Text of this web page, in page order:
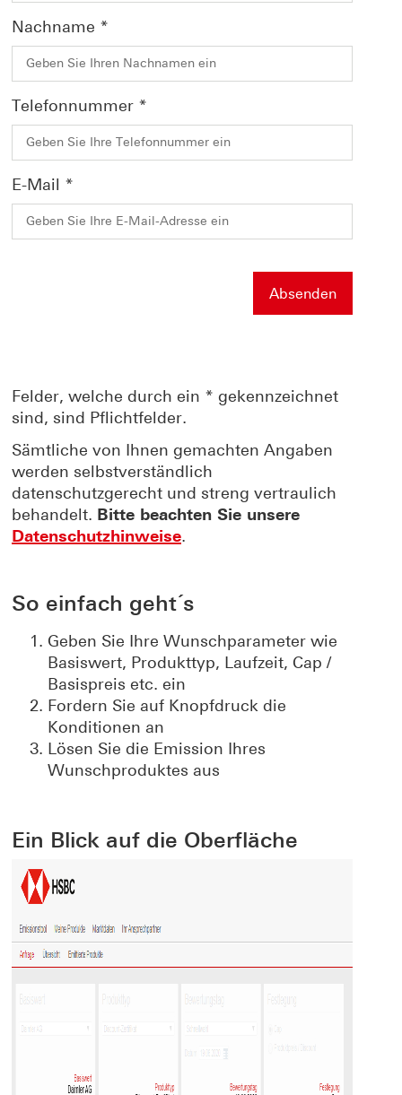
Nachname *
Telefonnummer *
E-Mail *
Felder, welche durch ein * gekennzeichnet
sind, sind Pflichtfelder.
Sämtliche von Ihnen gemachten Angaben
werden selbstverständlich
datenschutzgerecht und streng vertraulich
behandelt. Bitte beachten Sie unsere
Datenschutzhinweise.
So einfach geht´s
Geben Sie Ihre Wunschparameter wie
Basiswert, Produkttyp, Laufzeit, Cap /
Basispreis etc. ein
Fordern Sie auf Knopfdruck die
Konditionen an
Lösen Sie die Emission Ihres
Wunschproduktes aus
Ein Blick auf die Oberfläche